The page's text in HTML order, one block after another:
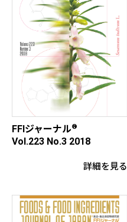
FFIジャーナル®
Vol.223 No.3 2018
詳細を見る